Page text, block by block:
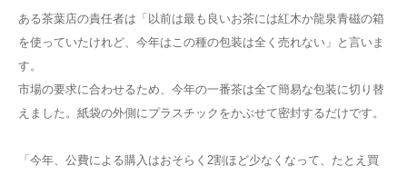
ある茶葉店の責任者は「以前は最も良いお茶には紅木か龍泉青磁の箱
を使っていたけれど、今年はこの種の包装は全く売れない」と言いま
す。
市場の要求に合わせるため、今年の一番茶は全て簡易な包装に切り替
えました。紙袋の外側にプラスチックをかぶせて密封するだけです。
「今年、公費による購入はおそらく2割ほど少なくなって、たとえ買